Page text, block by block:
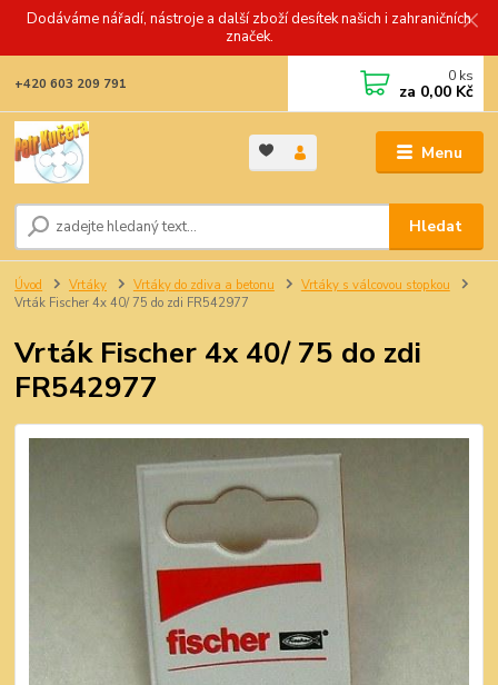
Dodáváme nářadí, nástroje a další zboží desítek našich i zahraničních
značek.
Menu
Hledat
+420 603 209 791 0 ks
za 0,00 Kč
Úvod Vrtáky Vrtáky do zdiva a betonu
Vrtáky s válcovou stopkou
Vrták Fischer 4x 40/ 75 do zdi FR542977
Vrták Fischer 4x 40/ 75 do zdi
FR542977